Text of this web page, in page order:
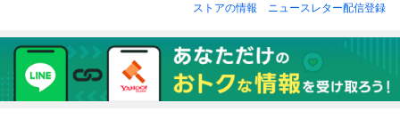
ストアの情報 ニュースレター配信登録